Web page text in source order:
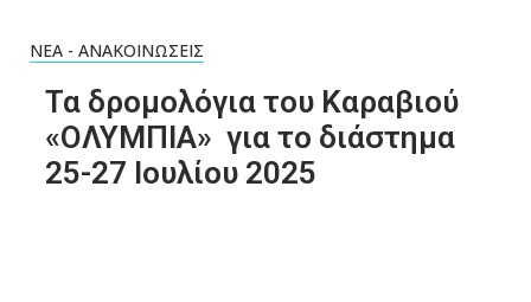
ΝΈΑ - ΑΝΑΚΟΙΝΏΣΕΙΣ
Τα δρομολόγια του Καραβιού
«ΟΛΥΜΠΙΑ» για το διάστημα
25-27 Ιουλίου 2025